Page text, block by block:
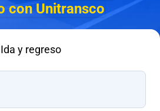
con Unitransco
Ida y regreso